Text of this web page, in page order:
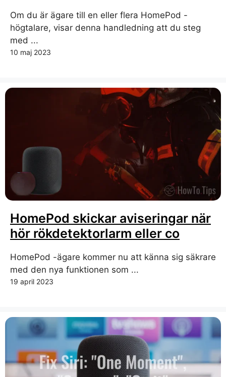
Om du är ägare till en eller flera HomePod -
högtalare, visar denna handledning att du steg
med ...
10 maj 2023
HomePod skickar aviseringar när
hör rökdetektorlarm eller co
HomePod -ägare kommer nu att känna sig säkrare
med den nya funktionen som ...
19 april 2023